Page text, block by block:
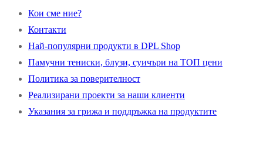
публикациите
на
страници
Кои сме ние?
Контакти
Най-популярни продукти в DPL Shop
Памучни тениски, блузи, суичъри на ТОП цени
Политика за поверителност
Реализирани проекти за наши клиенти
Указания за грижа и поддръжка на продуктите